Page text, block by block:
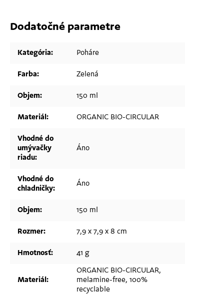
Dodatočné parametre
Kategória: Poháre
Farba: Zelená
Objem: 150 ml
Materiál: ORGANIC BIO-CIRCULAR
Vhodné do
umývačky
riadu:
Áno
Vhodné do
chladničky:
Áno
Objem: 150 ml
Rozmer: 7,9 x 7,9 x 8 cm
Hmotnosť: 41 g
Materiál:
ORGANIC BIO-CIRCULAR,
melamine-free, 100%
recyclable